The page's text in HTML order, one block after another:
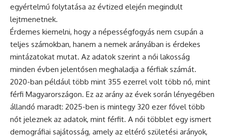
egyértelmű folytatása az évtized elején megindult
lejtmenetnek.
Érdemes kiemelni, hogy a népességfogyás nem csupán a
teljes számokban, hanem a nemek arányában is érdekes
mintázatokat mutat. Az adatok szerint a női lakosság
minden évben jelentősen meghaladja a férfiak számát.
2020-ban például több mint 355 ezerrel volt több nő, mint
férfi Magyarországon. Ez az arány az évek során lényegében
állandó maradt: 2025-ben is mintegy 320 ezer fővel több
nőt jeleznek az adatok, mint férfit. A női többlet egy ismert
demográfiai sajátosság, amely az eltérő születési arányok,